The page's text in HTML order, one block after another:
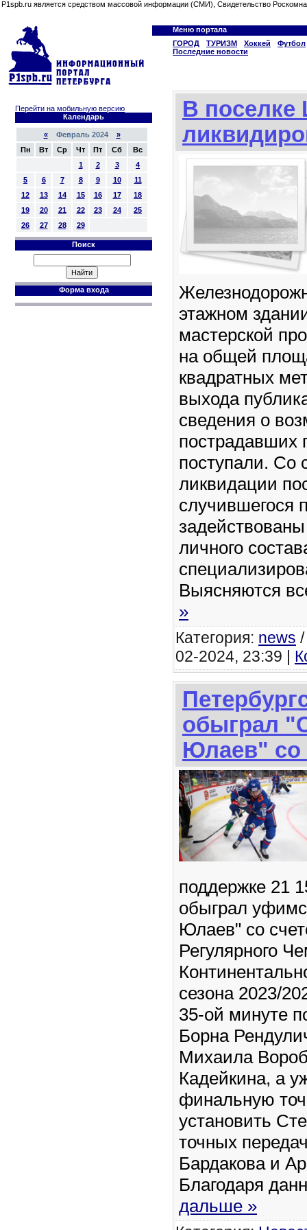
P1spb.ru является средством массовой информации (СМИ), Свидетельство
Меню портала
ГОРОД
ТУРИЗМ Хоккей
Футбол
Последние новости
Перейти на мобильную версию
Календарь
«Февраль 2024 »
Пн
Вт Ср Чт Пт Сб
Вс
1
2 3
4
5
6 7 8 9 10
11
12
13 14 15 16 17
18
19
20 21 22 23 24
25
26
27 28 29
Поиск
Форма входа
В
этажном
мастерской
на общей
квадратных
выхода
сведения о
пострадавших
поступали. Со
ликвидации
случившегося
личного
Выясняются
»
Категория: news
02-2024, 23:39 |
обыграл
Юлаев" со
поддержке 21
обыграл
Юлаев" со
Регулярного
сезона 2023/
35-ой минуте
Борна
Михаила
Кадейкина, а
финальную
установить
точных
Бардакова и
Благодаря
дальше »